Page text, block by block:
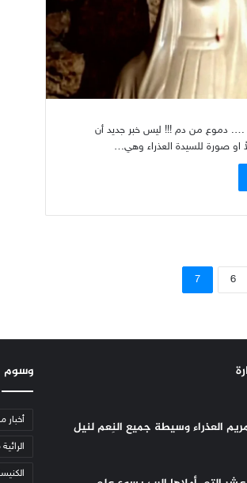
…. دموع من دم !!! ليس خبر جديد أن
او صورة للسيدة العذراء وهي…
6
7
العذراء وسيطة جميع النِعم لنيل
وسوم
أخبار